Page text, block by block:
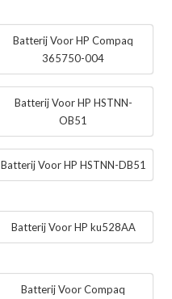
Batterij Voor HP Compaq
365750-004
Batterij Voor HP HSTNN-
OB51
Batterij Voor HP HSTNN-DB51
Batterij Voor HP ku528AA
Batterij Voor Compaq